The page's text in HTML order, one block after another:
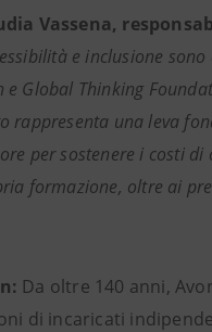
Vassena,
e inclusione
e Global Thinking
rappresenta una leva
per sostenere i costi
formazione, oltre ai
Da oltre 140 anni,
di incaricati